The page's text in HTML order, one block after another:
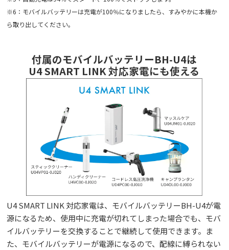
※6：モバイルバッテリーは充電が100％になりましたら、すみやかに本機か
ら取り出してください。
付属のモバイルバッテリーBH-U4は
U4 SMART LINK 対応家電にも使える
U4 SMART LINK 対応家電は、モバイルバッテリーBH-U4が電
源になるため、使用中に充電が切れてしまった場合でも、モバ
イルバッテリーを交換することで継続して使用できます。ま
た、モバイルバッテリーが電源になるので、配線に縛られない